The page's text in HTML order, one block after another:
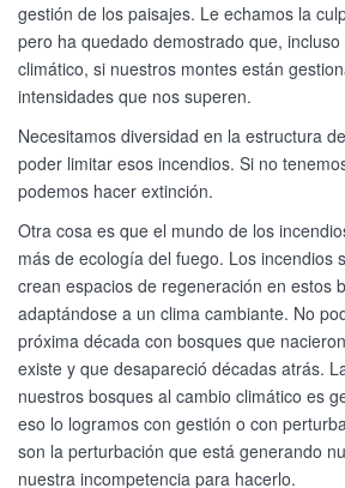
gestión de los paisajes. Le echamos la
pero ha quedado demostrado que,
climático, si nuestros montes están
intensidades que nos superen.
Necesitamos diversidad en la estructura
poder limitar esos incendios. Si no
podemos hacer extinción.
Otra cosa es que el mundo de los
más de ecología del fuego. Los incendios
crean espacios de regeneración en estos
adaptándose a un clima cambiante. No
próxima década con bosques que
existe y que desapareció décadas atrás.
nuestros bosques al cambio climático es
eso lo logramos con gestión o con
son la perturbación que está generando
nuestra incompetencia para hacerlo.